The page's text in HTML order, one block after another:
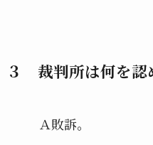
３ 裁判所は何を認
Ａ敗訴。